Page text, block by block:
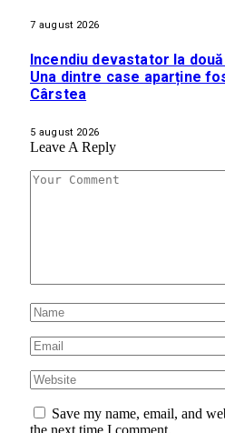
7 august 2026
Incendiu devastator la
Una dintre case aparține
Cârstea
5 august 2026
Leave A Reply
Save my name, email, and